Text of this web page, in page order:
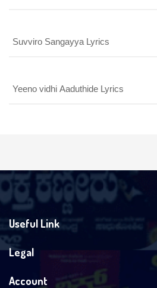
Suvviro Sangayya Lyrics
Yeeno vidhi Aaduthide Lyrics
Useful Link
Legal
Account